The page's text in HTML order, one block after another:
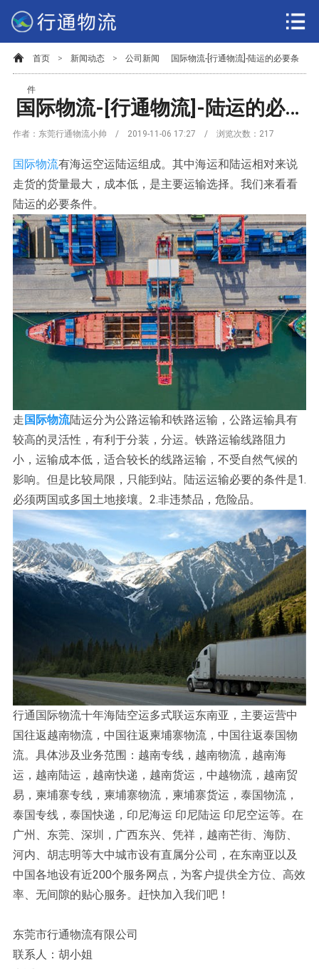
首页 > 新闻动态 > 公司新闻 国际物流-[行通物流]-陆运的必要条
件
国际物流-[行通物流]-陆运的必要条件
作者：东莞行通物流小帅 / 2019-11-06 17:27 / 浏览次数： 217
国际物流有海运空运陆运组成。其中海运和陆运相对来说
走货的货量最大，成本低，是主要运输选择。我们来看看
陆运的必要条件。
走 国际物流陆运分为公路运输和铁路运输，公路运输具有
较高的灵活性，有利于分装，分运。铁路运输线路阻力
小，运输成本低，适合较长的线路运输，不受自然气候的
影响。但是比较局限，只能到站。陆运运输必要的条件是1.
必须两国或多国土地接壤。2.非违禁品，危险品。
行通国际物流十年海陆空运多式联运东南亚，主要运营中
国往返越南物流，中国往返柬埔寨物流，中国往返泰国物
流。具体涉及业务范围：越南专线，越南物流，越南海
运，越南陆运，越南快递，越南货运，中越物流，越南贸
易，柬埔寨专线，柬埔寨物流，柬埔寨货运，泰国物流，
泰国专线，泰国快递，印尼海运 印尼陆运 印尼空运等。在
广州、东莞、深圳，广西东兴、凭祥，越南芒街、海防、
河内、胡志明等大中城市设有直属分公司，在东南亚以及
中国各地设有近200个服务网点，为客户提供全方位、高效
率、无间隙的贴心服务。赶快加入我们吧！
东莞市行通物流有限公司
联系人：胡小姐